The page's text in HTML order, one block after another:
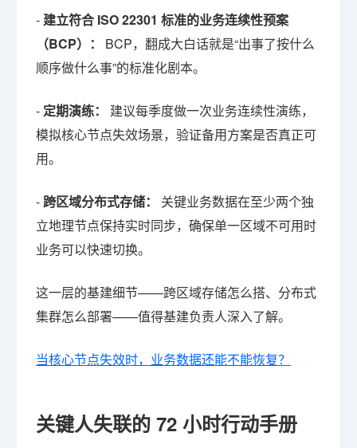
- 建立符合 ISO 22301 标准的业务连续性预案
（BCP）：
BCP，翻成大白话就是“出事了按什么
顺序做什么事”的标准化剧本。
- 定期演练：
建议每季度做一次业务连续性演练，
模拟核心节点失效场景，验证备用方案是否真正可
用。
-跨区域分布式存储：
关键业务数据在至少两个独
立地理节点保持实时同步，确保单一区域不可用时
业务可以快速切换。
这一层的基建细节——跨区域存储怎么搭、分布式
集群怎么部署——值得基建负责人深入了解。
当核心节点失效时，业务数据还能不能恢复？
关键人失联的 72 小时行动手册